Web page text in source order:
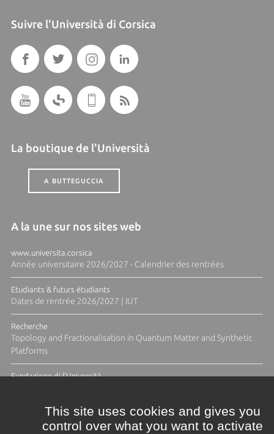
Suivre l'Università di Corsica
La boutique de l'Università
A BUTTEGUCCIA
A la une sur nos sites web
www.universita.corsica
Année universitaire 2026/2027 - Calendrier des rentrées
Etudiants & futurs étudiants
Dates de rentrée 2026/2027 | IUT
Recherche
Topology and Fractionalisation in Quantum Matter and Synthetic
Platforms
Fundazione di l'Università
This site uses cookies and gives you
control over what you want to activate